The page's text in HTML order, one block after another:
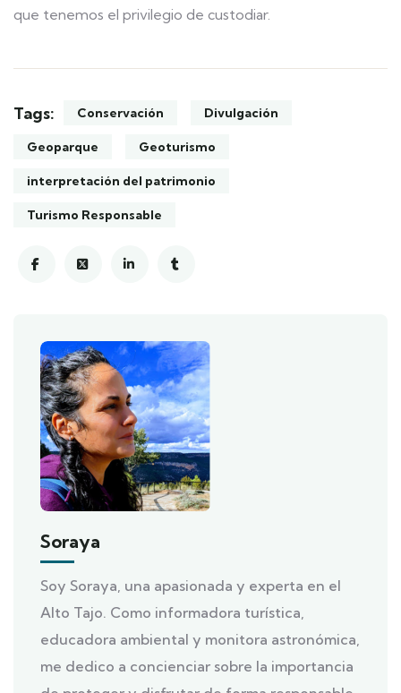
que tenemos el privilegio de custodiar.
Tags: Conservación Divulgación
Geoparque Geoturismo
interpretación del patrimonio
Turismo Responsable
Soraya
Soy Soraya, una apasionada y experta en el
Alto Tajo. Como informadora turística,
educadora ambiental y monitora astronómica,
me dedico a concienciar sobre la importancia